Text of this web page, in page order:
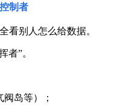
制者
看别人怎么给数据。
者”。
岛等）；